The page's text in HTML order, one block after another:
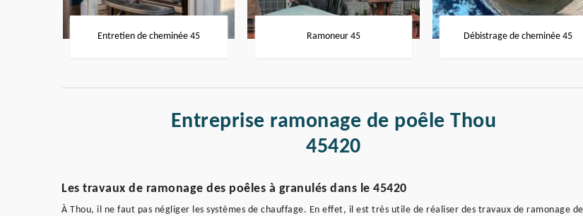
Entretien de cheminée 45 Ramoneur 45 Débistrage de cheminée 45
Entreprise ramonage de poêle Thou
45420
Les travaux de ramonage des poêles à granulés dans le 45420
À Thou, il ne faut pas négliger les systèmes de chauffage. En effet, il est très utile de réaliser des travaux de ramonage